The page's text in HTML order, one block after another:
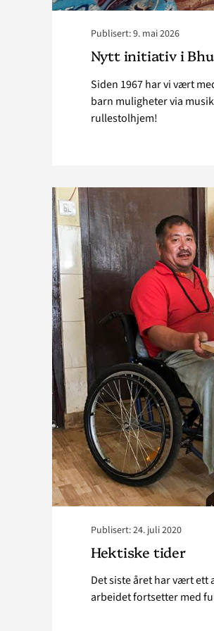
Publisert: 9. mai 2026
Nytt initiativ i
Siden 1967 har vi vært
barn muligheter via
rullestolhjem!
Publisert: 24. juli 2020
Hektiske tider
Det siste året har vært ett
arbeidet fortsetter med